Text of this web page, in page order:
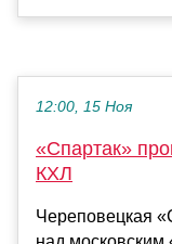
12:00, 15 Ноя
«Спартак»
КХЛ
Череповецкая